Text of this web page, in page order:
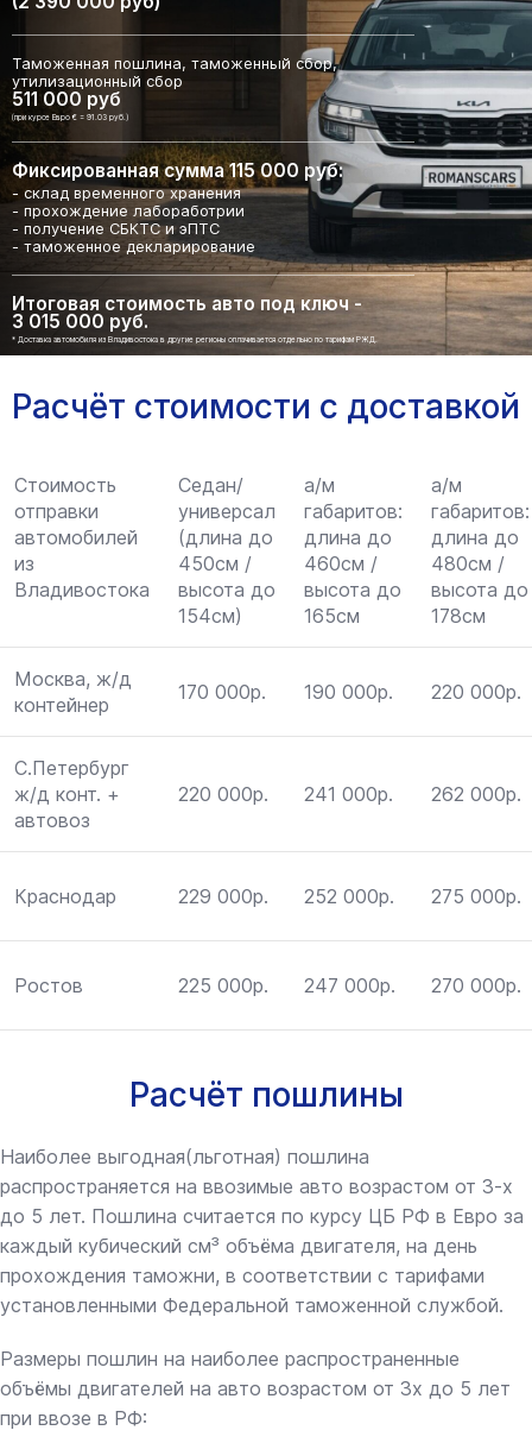
Таможенная пошлина, таможенный сбор,
утилизационный сбор
511 000 руб
(при курсе Евро € = 91.03 руб.)
Фиксированная сумма 115 000 руб:
- склад временного хранения
- прохождение лабоработрии
- получение СБКТС и эПТС
- таможенное декларирование
Итоговая стоимость авто под ключ -
3 015 000 руб.
* Доставка автомобиля из Владивостока в другие регионы оплачивается отдельно по тарифам РЖД.
Расчёт стоимости с доставкой
Стоимость
отправки
автомобилей
из
Владивостока
Седан/
универсал
(длина до
450см /
высота до
154см)
а/м
габаритов:
длина до
460см /
высота до
165см
а/м
габаритов:
длина до
480см /
высота до
178см
Москва, ж/д
контейнер
170 000р. 190 000р. 220 000р.
С.Петербург
ж/д конт. +
автовоз
220 000р. 241 000р. 262 000р.
Краснодар 229 000р. 252 000р. 275 000р.
Ростов 225 000р. 247 000р. 270 000р.
Расчёт пошлины
Наиболее выгодная(льготная) пошлина
распространяется на ввозимые авто возрастом от 3-х
до 5 лет. Пошлина считается по курсу ЦБ РФ в Евро за
каждый кубический см³ объёма двигателя, на день
прохождения таможни, в соответствии с тарифами
установленными Федеральной таможенной службой.
Размеры пошлин на наиболее распространенные
объёмы двигателей на авто возрастом от 3х до 5 лет
при ввозе в РФ: